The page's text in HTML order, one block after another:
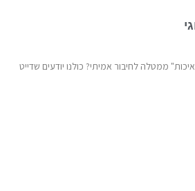
ממטלה לחיבור אמיתי? כולנו יודעים שדייט